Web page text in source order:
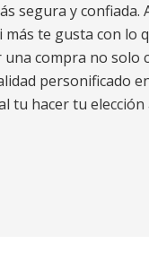
segura y confiada.
te gusta con lo
compra no solo
personificado
tu hacer tu elección